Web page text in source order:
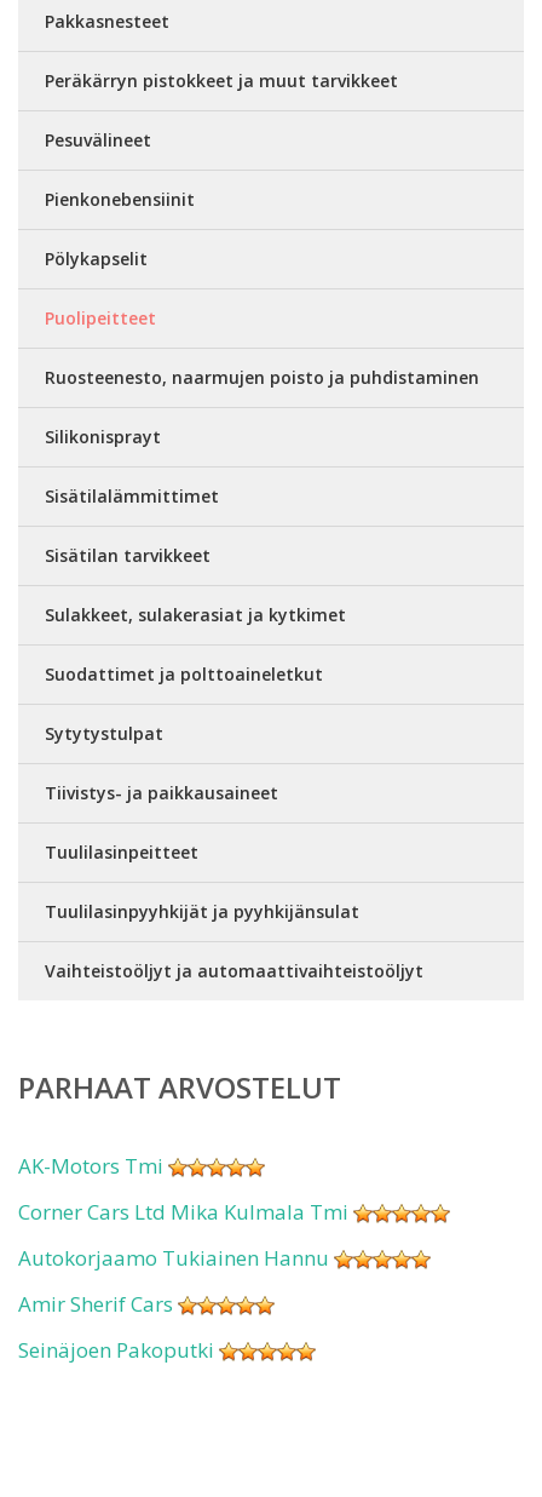
Pakkasnesteet
Peräkärryn pistokkeet ja muut tarvikkeet
Pesuvälineet
Pienkonebensiinit
Pölykapselit
Puolipeitteet
Ruosteenesto, naarmujen poisto ja puhdistaminen
Silikonisprayt
Sisätilalämmittimet
Sisätilan tarvikkeet
Sulakkeet, sulakerasiat ja kytkimet
Suodattimet ja polttoaineletkut
Sytytystulpat
Tiivistys- ja paikkausaineet
Tuulilasinpeitteet
Tuulilasinpyyhkijät ja pyyhkijänsulat
Vaihteistoöljyt ja automaattivaihteistoöljyt
PARHAAT ARVOSTELUT
AK-Motors Tmi
Corner Cars Ltd Mika Kulmala Tmi
Autokorjaamo Tukiainen Hannu
Amir Sherif Cars
Seinäjoen Pakoputki